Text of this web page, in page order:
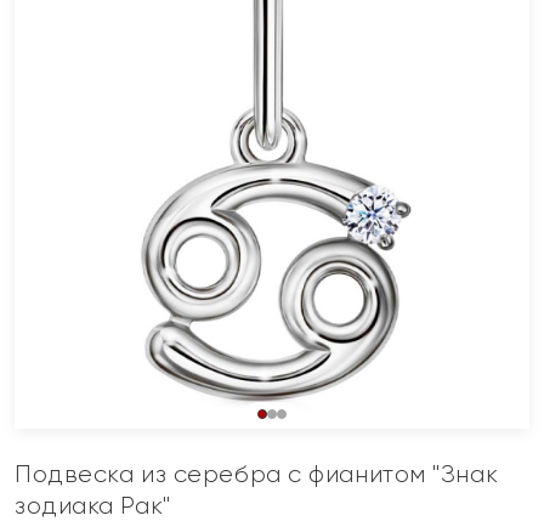
Подвеска из серебра с фианитом "Знак
зодиака Рак"